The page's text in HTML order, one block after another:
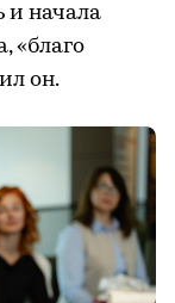
и начала
«благо
он.